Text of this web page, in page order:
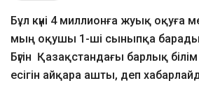
Бұл күні 4 миллионға жуық оқуға
мың оқушы 1-ші сыныпқа барады
Бүгін Қазақстандағы барлық
есігін айқара ашты, деп